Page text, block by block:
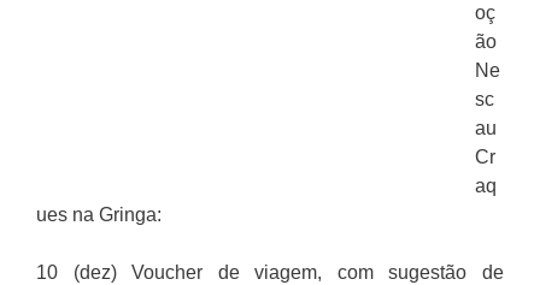
oç
ão
Ne
sc
au
Cr
aq
ues na Gringa:
10 (dez) Voucher de viagem, com sugestão de